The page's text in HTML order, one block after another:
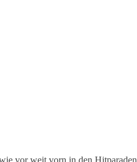
vor weit vorn in den Hitparaden.